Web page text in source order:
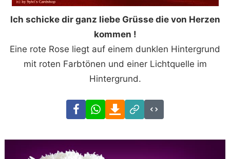
Ich schicke dir ganz liebe Grüsse die von Herzen
kommen !
Eine rote Rose liegt auf einem dunklen Hintergrund
mit roten Farbtönen und einer Lichtquelle im
Hintergrund.
FacebookWhatsAppDownload
Link
Code